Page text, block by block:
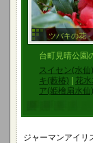
ツバキの花
台町見晴公園
スイセン(水
キ(藪椿)
花
ア(姫檜扇水仙)
ジャーマンアイリ